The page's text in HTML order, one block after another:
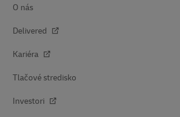
O nás
Delivered
Kariéra
Tlačové stredisko
Investori